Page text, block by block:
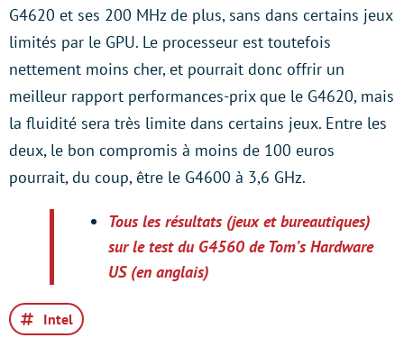
G4620 et ses 200 MHz de plus, sans dans certains jeux
limités par le GPU. Le processeur est toutefois
nettement moins cher, et pourrait donc offrir un
meilleur rapport performances-prix que le G4620, mais
la fluidité sera très limite dans certains jeux. Entre les
deux, le bon compromis à moins de 100 euros
pourrait, du coup, être le G4600 à 3,6 GHz.
Tous les résultats (jeux et bureautiques)
sur le test du G4560 de Tom’s Hardware
US (en anglais)
Intel